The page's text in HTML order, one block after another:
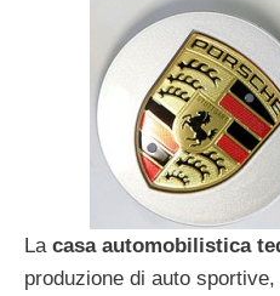
La casa automobilistica
produzione di auto